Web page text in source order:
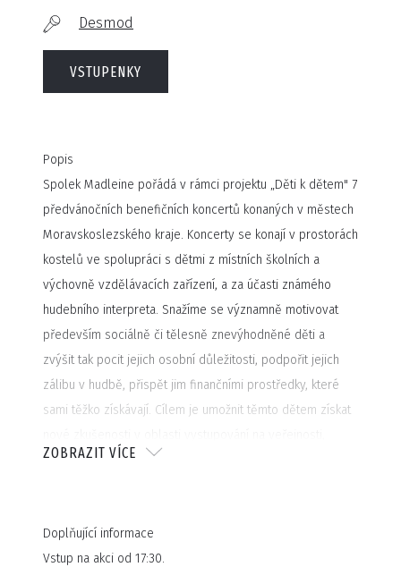
Desmod
VSTUPENKY
Popis
Spolek Madleine pořádá v rámci projektu „Děti k dětem" 7
předvánočních benefičních koncertů konaných v městech
Moravskoslezského kraje. Koncerty se konají v prostorách
kostelů ve spolupráci s dětmi z místních školních a
výchovně vzdělávacích zařízení, a za účasti známého
hudebního interpreta. Snažíme se významně motivovat
především sociálně či tělesně znevýhodněné děti a
zvýšit tak pocit jejich osobní důležitosti, podpořit jejich
zálibu v hudbě, přispět jim finančními prostředky, které
sami těžko získávají. Cílem je umožnit těmto dětem získat
dáváme jim možnost setkat se osobně s populárními
umělců.
ZOBRAZIT VÍCE
Doplňující informace
Vstup na akci od 17:30.